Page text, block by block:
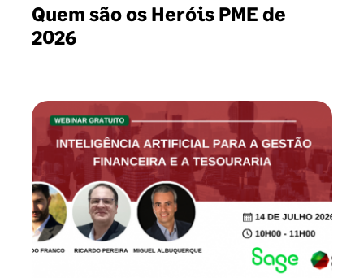
Quem são os Heróis PME de
2026